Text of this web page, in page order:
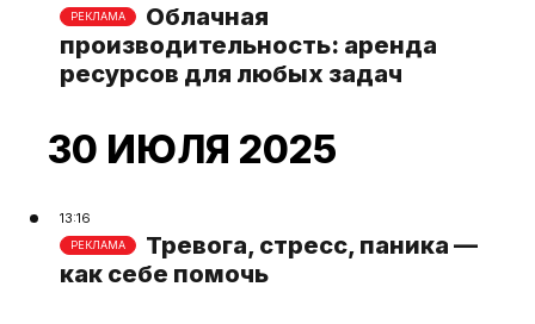
РЕКЛАМА
Облачная
производительность: аренда
ресурсов для любых задач
30 ИЮЛЯ 2025
13:16
РЕКЛАМА
Тревога, стресс, паника —
как себе помочь